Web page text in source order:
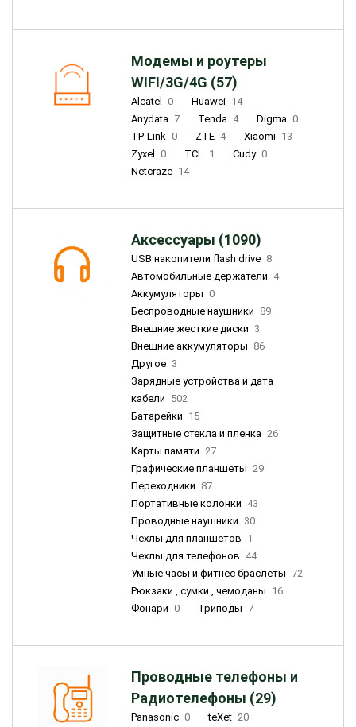
Модемы и роутеры
WIFI/3G/4G (57)
Alcatel 0 Huawei 14
Anydata 7 Tenda 4 Digma 0
TP-Link 0 ZTE 4 Xiaomi 13
Zyxel
0 TCL 1 Cudy 0
Netcraze 14
Аксессуары (1090)
USB накопители flash drive 8
Автомобильные держатели 4
Аккумуляторы 0
Беспроводные наушники 89
Внешние жесткие диски 3
Внешние аккумуляторы 86
Другое 3
Зарядные устройства и дата
кабели 502
Батарейки 15
Защитные стекла и пленка 26
Карты памяти 27
Графические планшеты 29
Переходники 87
Портативные колонки 43
Проводные наушники 30
Чехлы для планшетов 1
Чехлы для телефонов 44
Умные часы и фитнес браслеты 72
Рюкзаки , сумки , чемоданы 16
Фонари 0 Триподы 7
Проводные телефоны и
Радиотелефоны (29)
Panasonic 0 teXet 20